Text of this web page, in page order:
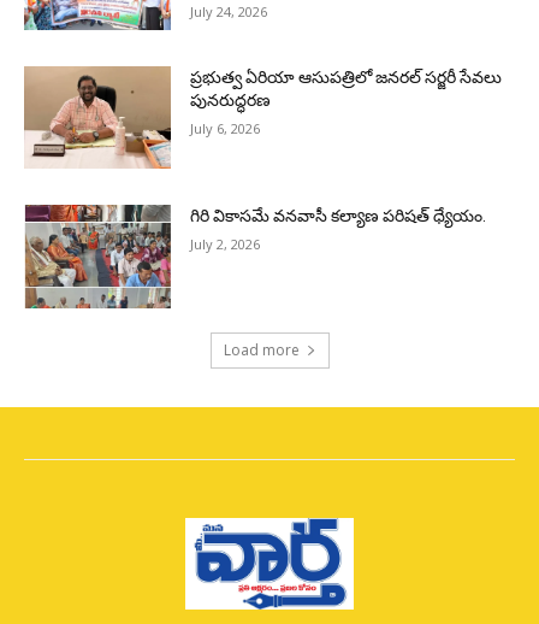
July 24, 2026
ప్రభుత్వ ఏరియా ఆసుపత్రిలో జనరల్ సర్జరీ సేవలు
పునరుద్ధరణ
July 6, 2026
గిరి వికాసమే వనవాసీ కల్యాణ పరిషత్ ధ్యేయం.
July 2, 2026
Load more